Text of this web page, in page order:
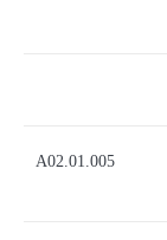
A02.01.005